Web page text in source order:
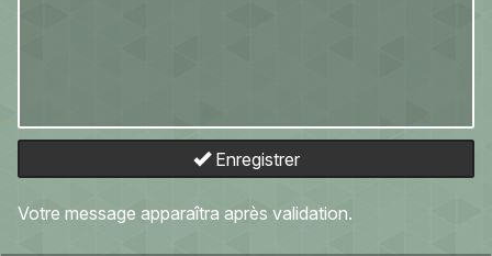
Enregistrer
Votre message apparaîtra après validation.